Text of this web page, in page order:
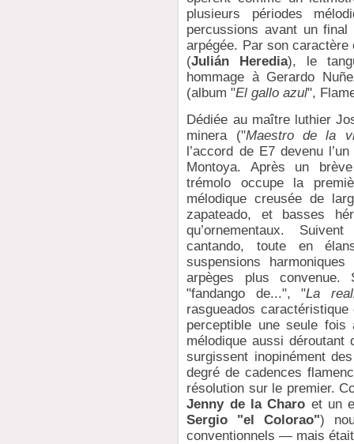
plusieurs périodes
percussions avant un final
arpégée. Par son
(Julián Heredia), le
hommage à Gerardo
(album "El gallo azul",
Dédiée au maître luthier
minera ("Maestro de la
l’accord de E7 devenu
Montoya. Après un
trémolo occupe la
mélodique creusée de
zapateado, et basses
qu’ornementaux.
cantando, toute en
suspensions
arpèges plus
"fandango de...", "La
rasgueados
perceptible une seule fois
mélodique aussi déroutant
surgissent inopinément
degré de cadences
résolution sur le premier.
Jenny de la Charo et un
Sergio "el Colorao")
conventionnels — mais